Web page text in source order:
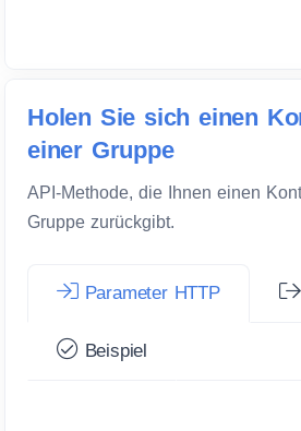
Holen Sie sich einen
einer Gruppe
API-Methode, die Ihnen einen
Gruppe zurückgibt.
Parameter HTTP
Beispiel